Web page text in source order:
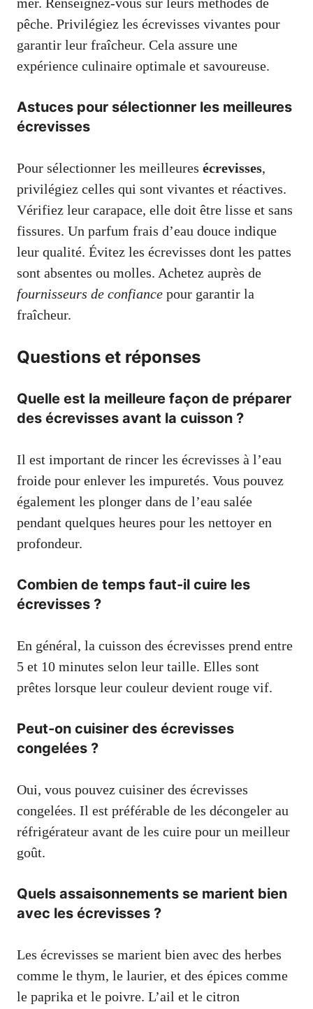
pêche. Privilégiez les écrevisses vivantes pour
garantir leur fraîcheur. Cela assure une
expérience culinaire optimale et savoureuse.
Astuces pour sélectionner les meilleures
écrevisses
Pour sélectionner les meilleures écrevisses,
privilégiez celles qui sont vivantes et réactives.
Vérifiez leur carapace, elle doit être lisse et sans
fissures. Un parfum frais d’eau douce indique
leur qualité. Évitez les écrevisses dont les pattes
sont absentes ou molles. Achetez auprès de
fournisseurs de confiance pour garantir la
fraîcheur.
Questions et réponses
Quelle est la meilleure façon de préparer
des écrevisses avant la cuisson ?
Il est important de rincer les écrevisses à l’eau
froide pour enlever les impuretés. Vous pouvez
également les plonger dans de l’eau salée
pendant quelques heures pour les nettoyer en
profondeur.
Combien de temps faut-il cuire les
écrevisses ?
En général, la cuisson des écrevisses prend entre
5 et 10 minutes selon leur taille. Elles sont
prêtes lorsque leur couleur devient rouge vif.
Peut-on cuisiner des écrevisses
congelées ?
Oui, vous pouvez cuisiner des écrevisses
congelées. Il est préférable de les décongeler au
réfrigérateur avant de les cuire pour un meilleur
goût.
Quels assaisonnements se marient bien
avec les écrevisses ?
Les écrevisses se marient bien avec des herbes
comme le thym, le laurier, et des épices comme
le paprika et le poivre. L’ail et le citron